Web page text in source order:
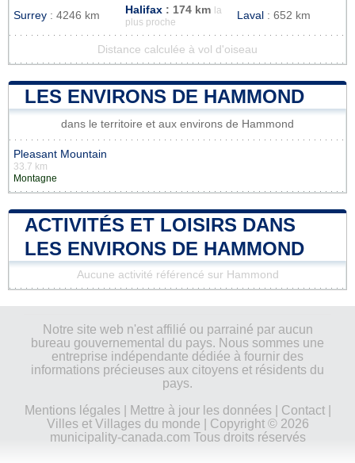
Surrey : 4246 km Halifax : 174 km
la
plus proche
Laval : 652 km
Distance calculée à vol d'oiseau
LES ENVIRONS DE HAMMOND
dans le territoire et aux environs de Hammond
Pleasant Mountain
33.7 km
Montagne
ACTIVITÉS ET LOISIRS DANS
LES ENVIRONS DE HAMMOND
Aucune activité référencé sur Hammond
Notre site web n'est affilié ou parrainé par aucun
bureau gouvernemental du pays. Nous sommes une
entreprise indépendante dédiée à fournir des
informations précieuses aux citoyens et résidents du
pays.
Mentions légales| Mettre à jour les données| Contact|
Villes et Villages du monde | Copyright © 2026
municipality-canada.com Tous droits réservés